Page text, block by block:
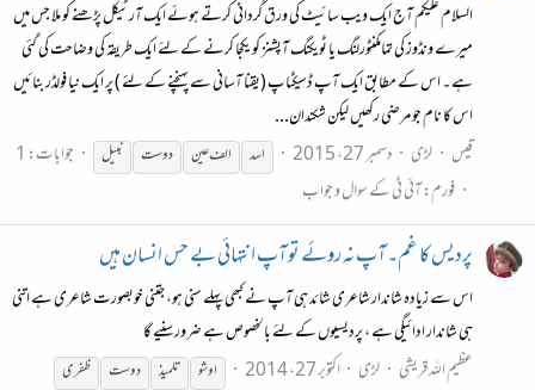
السلام علیکم آج ایک ویب سائیٹ کی ورق گردانی کرتے ہوئے ایک آرٹیکل پڑھنے کو ملا جس میں
میرے ونڈوز کی تمامکنٹورلنگ یا ٹویکنگ آپشنز کو یکجا کرنے کے لئے ایک طریقہ کی وضاحت کی گئی
ہے ۔ اس کے مطابق ایک آپ ڈسیکٹاپ (یقنا آسانی سے پہنچنے کے لئے ) پر ایک نیا فولڈر بنائیں
اس کا نام جو مرضی رکھیں لیکن شکندان...
قیس
لڑی دسمبر 27، 2015 اسد الف عین دوست نبیل
جوابات: 1
فورم:آئی ٹی کے سوال و جواب
پردیس کا غم۔ آپ نہ روئے تو آپ انتہائی بے حس انسان ہیں
اس سے زیادہ شاندار شاعری شائد ہی آپ نے کبھی پہلے سنی ہو، جتنی خوبصورت شاعری ہے اتنی
ہی شاندار ادائیگی ہے ، پردیسیوں کے لئے بالخصوص ہے ضرور سنیے گا
عظیم اللہ قریشی
لڑی اکتوبر 27، 2014 اوشو تلمیذ دوست
ظفری